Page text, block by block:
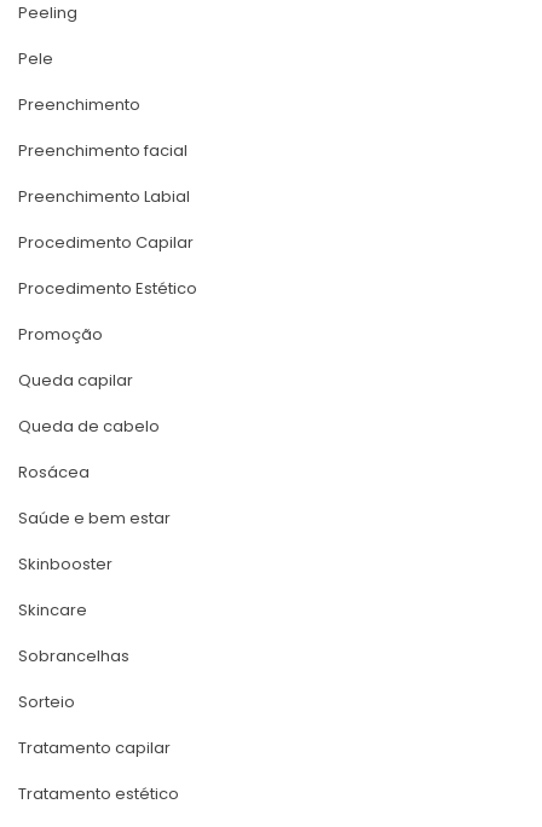
Peeling
Pele
Preenchimento
Preenchimento facial
Preenchimento Labial
Procedimento Capilar
Procedimento Estético
Promoção
Queda capilar
Queda de cabelo
Rosácea
Saúde e bem estar
Skinbooster
Skincare
Sobrancelha
Sorteio
Tratamento capilar
Tratamento estético